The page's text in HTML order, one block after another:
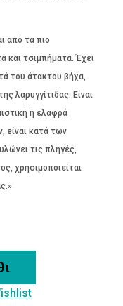
από τα πιο
και τσιμπήματα. Έχει
του άτακτου βήχα,
λαρυγγίτιδας. Είναι
ή ελαφρά
είναι κατά των
τις πληγές,
χρησιμοποιείται